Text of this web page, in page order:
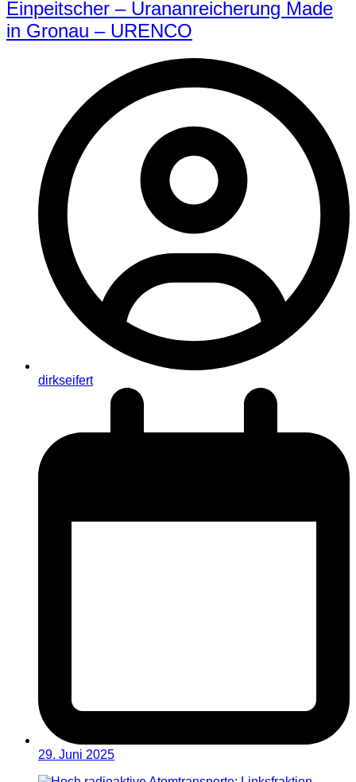
Einpeitscher – Urananreicherung Made
in Gronau – URENCO
dirkseifert
29. Juni 2025